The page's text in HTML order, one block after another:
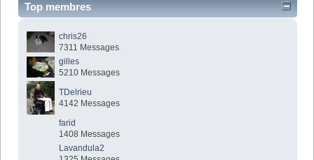
Top membres
chris26
7311 Messages
gilles
5210 Messages
TDelrieu
4142 Messages
farid
1408 Messages
Lavandula2